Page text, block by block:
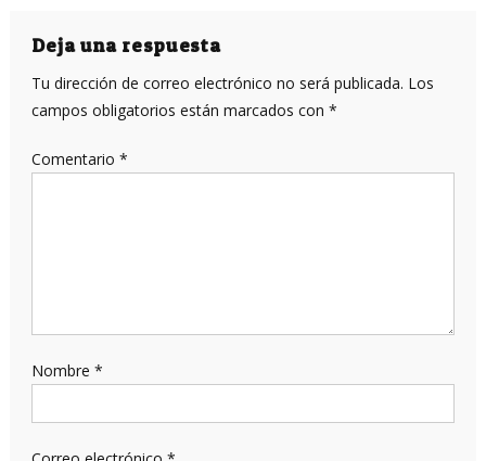
entradas
Deja una respuesta
Tu dirección de correo electrónico no será publicada. Los
campos obligatorios están marcados con *
Comentario *
Nombre *